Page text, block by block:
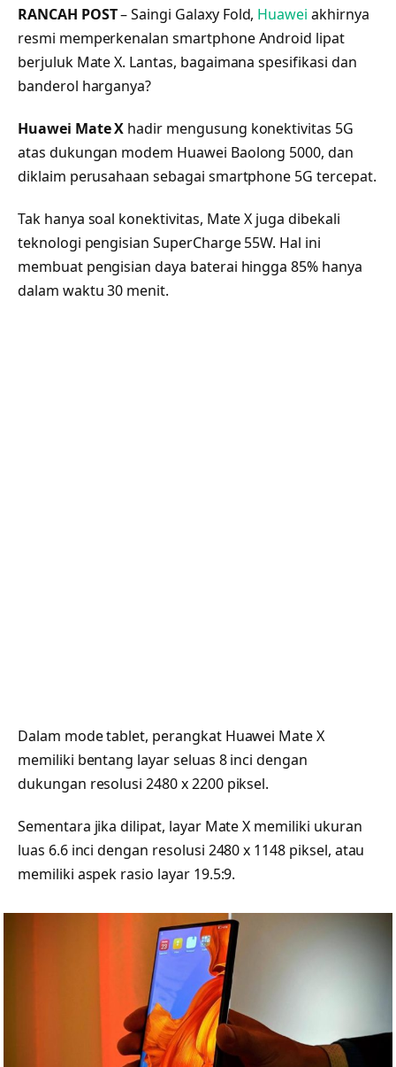
RANCAH POST– Saingi Galaxy Fold, Huawei akhirnya
resmi memperkenalan smartphone Android lipat
berjuluk Mate X. Lantas, bagaimana spesifikasi dan
banderol harganya?
Huawei Mate X hadir mengusung konektivitas 5G
atas dukungan modem Huawei Baolong 5000, dan
diklaim perusahaan sebagai smartphone 5G tercepat.
Tak hanya soal konektivitas, Mate X juga dibekali
teknologi pengisian SuperCharge 55W. Hal ini
membuat pengisian daya baterai hingga 85% hanya
dalam waktu 30 menit.
Dalam mode tablet, perangkat Huawei Mate X
memiliki bentang layar seluas 8 inci dengan
dukungan resolusi 2480 x 2200 piksel.
Sementara jika dilipat, layar Mate X memiliki ukuran
luas 6.6 inci dengan resolusi 2480 x 1148 piksel, atau
memiliki aspek rasio layar 19.5:9.